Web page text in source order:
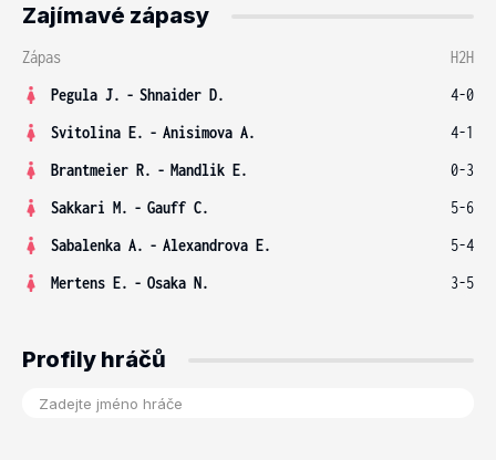
Zajímavé zápasy
Zápas
H2H
Pegula J. - Shnaider D.
4-0
Svitolina E. - Anisimova A.
4-1
Brantmeier R. - Mandlik E.
0-3
Sakkari M. - Gauff C.
5-6
Sabalenka A. - Alexandrova E.
5-4
Mertens E. - Osaka N. 3-5
Profily hráčů